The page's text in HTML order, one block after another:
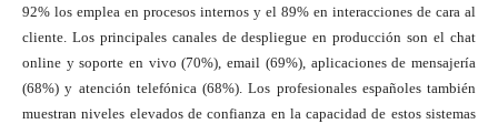
92% los emplea en procesos internos y el 89% en interacciones de cara al
cliente. Los principales canales de despliegue en producción son el chat
online y soporte en vivo (70%), email (69%), aplicaciones de mensajería
(68%) y atención telefónica (68%). Los profesionales españoles también
muestran niveles elevados de confianza en la capacidad de estos sistemas